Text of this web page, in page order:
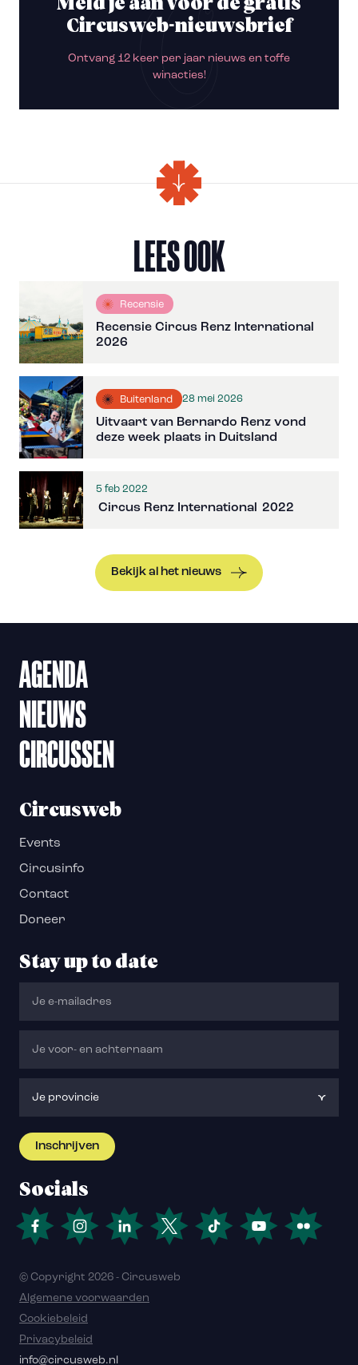
Meld je aan voor de gratis
Circusweb-nieuwsbrief
Ontvang 12 keer per jaar nieuws en toffe
winacties!
LEES OOK
Recensie
Recensie Circus Renz International
2026
Buitenland 28 mei 2026
Uitvaart van Bernardo Renz vond
deze week plaats in Duitsland
5 feb 2022
Circus Renz International 2022
Bekijk al het nieuws
AGENDA
NIEUWS
CIRCUSSEN
Circusweb
Events
Circusinfo
Contact
Doneer
Stay up to date
Socials
© Copyright 2026 - Circusweb
Algemene voorwaarden
Cookiebeleid
Privacybeleid
info@circusweb.nl